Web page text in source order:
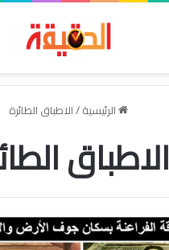
الرئيسية/الاطباق الطائرة
الاطباق